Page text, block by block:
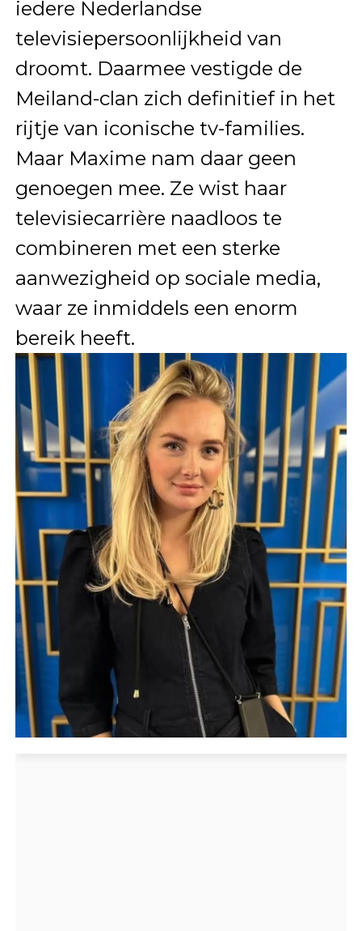
iedere Nederlandse
televisiepersoonlijkheid van
droomt. Daarmee vestigde de
Meiland-clan zich definitief in het
rijtje van iconische tv-families.
Maar Maxime nam daar geen
genoegen mee. Ze wist haar
televisiecarrière naadloos te
combineren met een sterke
aanwezigheid op sociale media,
waar ze inmiddels een enorm
bereik heeft.